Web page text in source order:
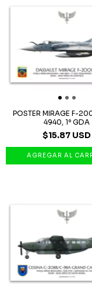
POSTER MIRAGE F-
4940, 1º GDA
$15.87 USD